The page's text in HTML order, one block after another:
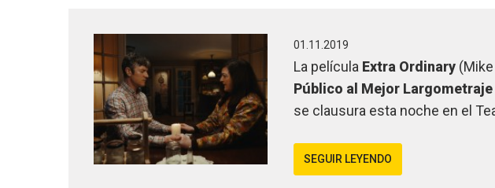
01.11.2019
La película Extra Ordinary
Público al Mejor Largometraje
se clausura esta noche en el
SEGUIR LEYENDO